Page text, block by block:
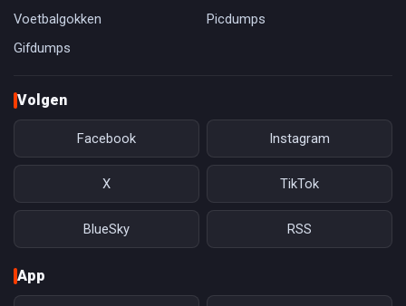
Voetbalgokken
Picdumps
Gifdumps
Volgen
Facebook Instagram
X TikTok
BlueSky RSS
App